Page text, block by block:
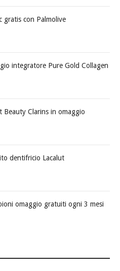
gratis con Palmolive
integratore Pure Gold Collagen
Beauty Clarins in omaggio
dentifricio Lacalut
omaggio gratuiti ogni 3 mesi